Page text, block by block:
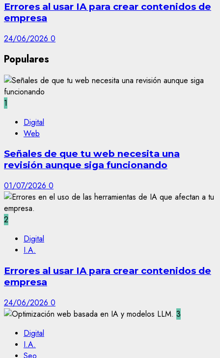
Errores al usar IA para crear contenidos de
empresa
24/06/2026 0
Populares
1
Digital
Web
Señales de que tu web necesita una
revisión aunque siga funcionando
01/07/2026 0
2
Digital
I.A.
Errores al usar IA para crear contenidos de
empresa
24/06/2026 0
3
Digital
I.A.
Seo